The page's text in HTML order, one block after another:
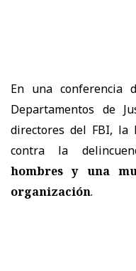
En una conferencia
Departamentos de
directores del FBI, la
contra la
hombres y una
organización.